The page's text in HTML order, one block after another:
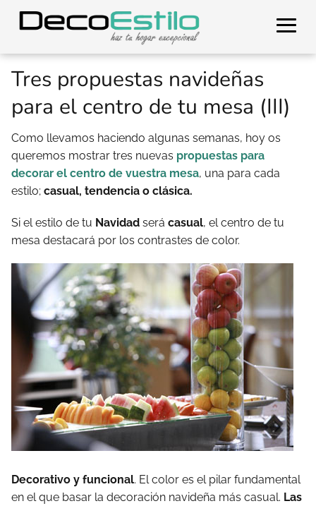
Tres propuestas navideñas
para el centro de tu mesa (III)
Como llevamos haciendo algunas semanas, hoy os
queremos mostrar tres nuevas propuestas para
decorar el centro de vuestra mesa, una para cada
estilo; casual, tendencia o clásica.
Si el estilo de tu Navidad será casual, el centro de tu
mesa destacará por los contrastes de color.
Decorativo y funcional. El color es el pilar fundamental
en el que basar la decoración navideña más casual. Las